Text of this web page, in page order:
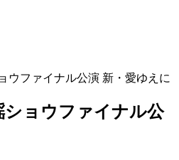
ウファイナル公演 新・愛ゆえに
ショウファイナル公